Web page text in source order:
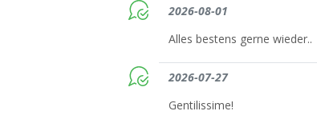
2026-08-01
Alles bestens gerne wieder..
2026-07-27
Gentilissime!